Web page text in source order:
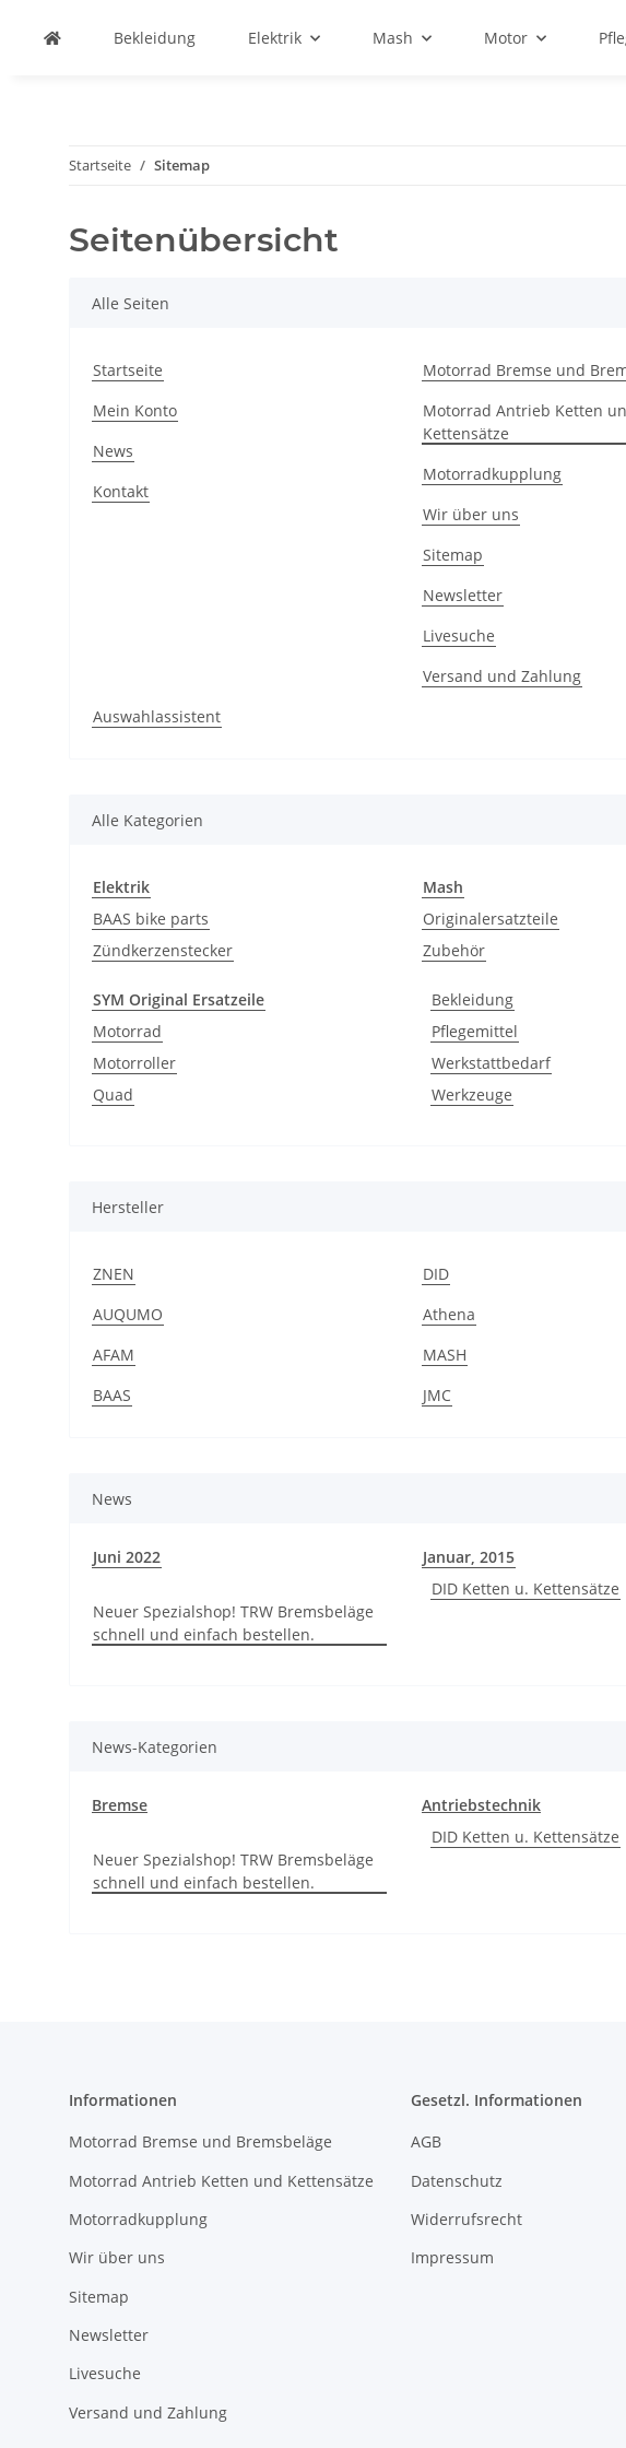
Bekleidung Elektrik Mash Motor
Startseite Sitemap
Seitenübersicht
Alle Seiten
Startseite
Mein Konto
News
Kontakt
Motorrad Bremse und
Motorrad Antrieb Ketten
Kettensätze
Motorradkupplung
Wir über uns
Sitemap
Newsletter
Livesuche
Versand und Zahlung
Auswahlassistent
Alle Kategorien
Elektrik
BAAS bike parts
Zündkerzenstecker
Mash
Originalersatzteile
Zubehör
SYM Original Ersatzeile
Motorrad
Motorroller
Quad
Bekleidung
Pflegemittel
Werkstattbedarf
Werkzeuge
Hersteller
ZNEN DID
AUQUMO
Athena
AFAM
MASH
BAAS
JMC
News
Juni 2022
Neuer Spezialshop! TRW Bremsbeläge
schnell und einfach bestellen.
Januar, 2015
DID Ketten u. Kettensätze
News-Kategorien
Bremse
Neuer Spezialshop! TRW Bremsbeläge
schnell und einfach bestellen.
Antriebstechnik
DID Ketten u. Kettensätze
Informationen
Motorrad Bremse und Bremsbeläge
Motorrad Antrieb Ketten und Kettensätze
Motorradkupplung
Wir über uns
Sitemap
Newsletter
Livesuche
Versand und Zahlung
Gesetzl. Informationen
AGB
Datenschutz
Widerrufsrecht
Impressum